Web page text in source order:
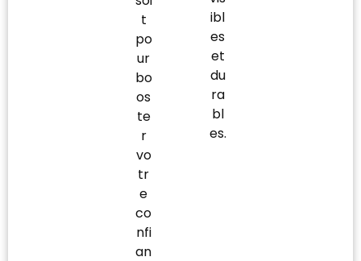
t
po
ur
bo
os
te
r
vo
tr
e
co
nfi
an
ibl
es
et
du
ra
bl
es.